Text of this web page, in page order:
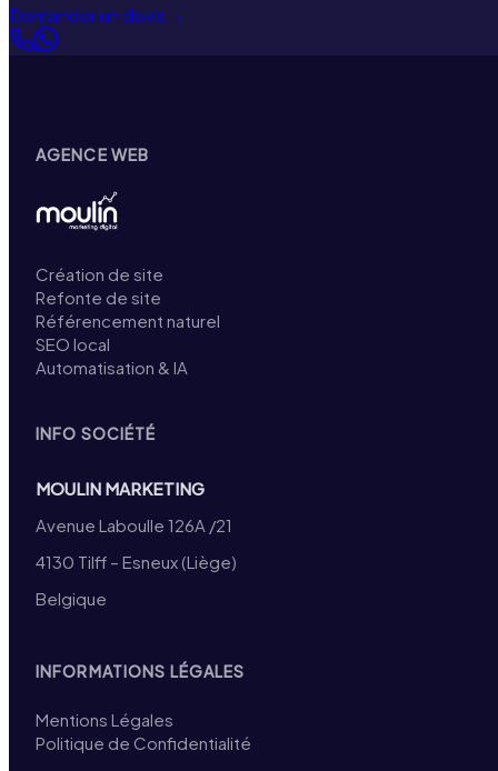
Demander un devis→
AGENCE WEB
Création de site
Refonte de site
Référencement naturel
SEO local
Automatisation & IA
INFO SOCIÉTÉ
MOULIN MARKETING
Avenue Laboulle 126A /21
4130 Tilff – Esneux (Liège)
Belgique
INFORMATIONS LÉGALES
Mentions Légales
Politique de Confidentialité